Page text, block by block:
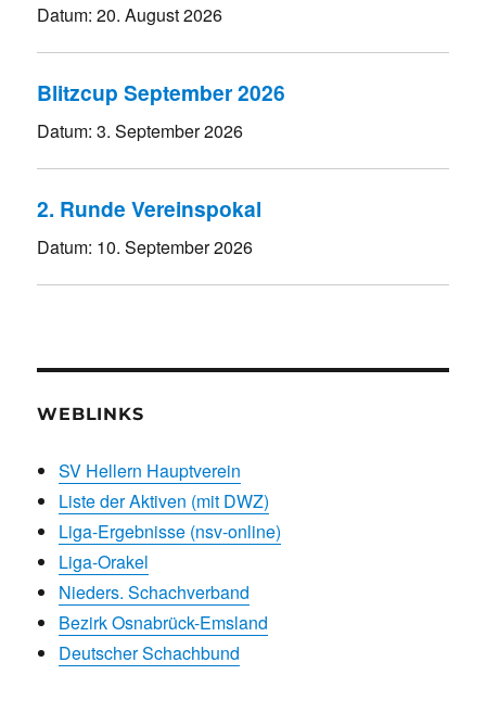
Datum:20. August 2026
Blitzcup September 2026
Datum:3. September 2026
2. Runde Vereinspokal
Datum: 10. September 2026
WEBLINKS
SV Hellern Hauptverein
Liste der Aktiven (mit DWZ)
Liga-Ergebnisse (nsv-online)
Liga-Orakel
Nieders. Schachverband
Bezirk Osnabrück-Emsland
Deutscher Schachbund